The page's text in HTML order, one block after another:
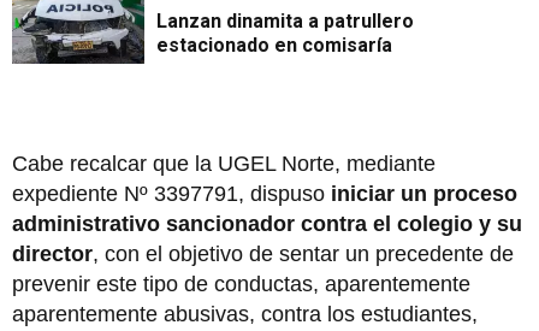
Lanzan dinamita a patrullero
estacionado en comisaría
Cabe recalcar que la UGEL Norte, mediante
expediente Nº 3397791, dispuso iniciar un proceso
administrativo sancionador contra el colegio y su
director, con el objetivo de sentar un precedente de
prevenir este tipo de conductas, aparentemente
aparentemente abusivas, contra los estudiantes,